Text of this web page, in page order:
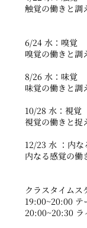
触覚の働きと調
6/24 水：嗅覚
嗅覚の働きと調
8/26 水：味覚
味覚の働きと調
10/28 水：視覚
視覚の働きと捉
12/23 水 ：内
内なる感覚の働
クラスタイムス
19:00~20:00 テ
20:00~20:30 ラ